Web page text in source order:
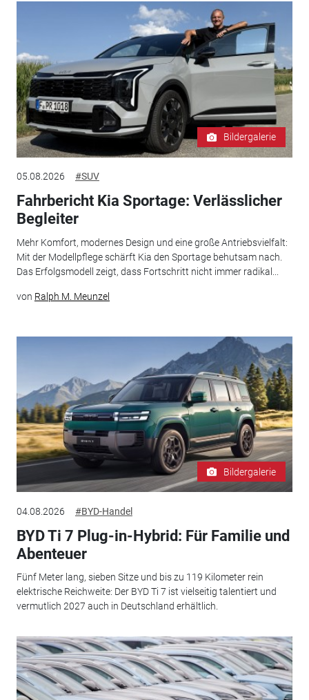
Bildergalerie
05.08.2026 #SUV
Fahrbericht Kia Sportage: Verlässlicher
Begleiter
Mehr Komfort, modernes Design und eine große Antriebsvielfalt:
Mit der Modellpflege schärft Kia den Sportage behutsam nach.
Das Erfolgsmodell zeigt, dass Fortschritt nicht immer radikal...
von Ralph M. Meunzel
Bildergalerie
04.08.2026 #BYD-Handel
BYD Ti 7 Plug-in-Hybrid: Für Familie und
Abenteuer
Fünf Meter lang, sieben Sitze und bis zu 119 Kilometer rein
elektrische Reichweite: Der BYD Ti 7 ist vielseitig talentiert und
vermutlich 2027 auch in Deutschland erhältlich.